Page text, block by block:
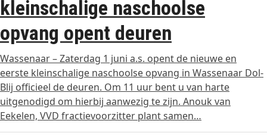
kleinschalige naschoolse
opvang opent deuren
Wassenaar – Zaterdag 1 juni a.s. opent de nieuwe en
eerste kleinschalige naschoolse opvang in Wassenaar Dol-
Blij officieel de deuren. Om 11 uur bent u van harte
uitgenodigd om hierbij aanwezig te zijn. Anouk van
Eekelen, VVD fractievoorzitter plant samen…